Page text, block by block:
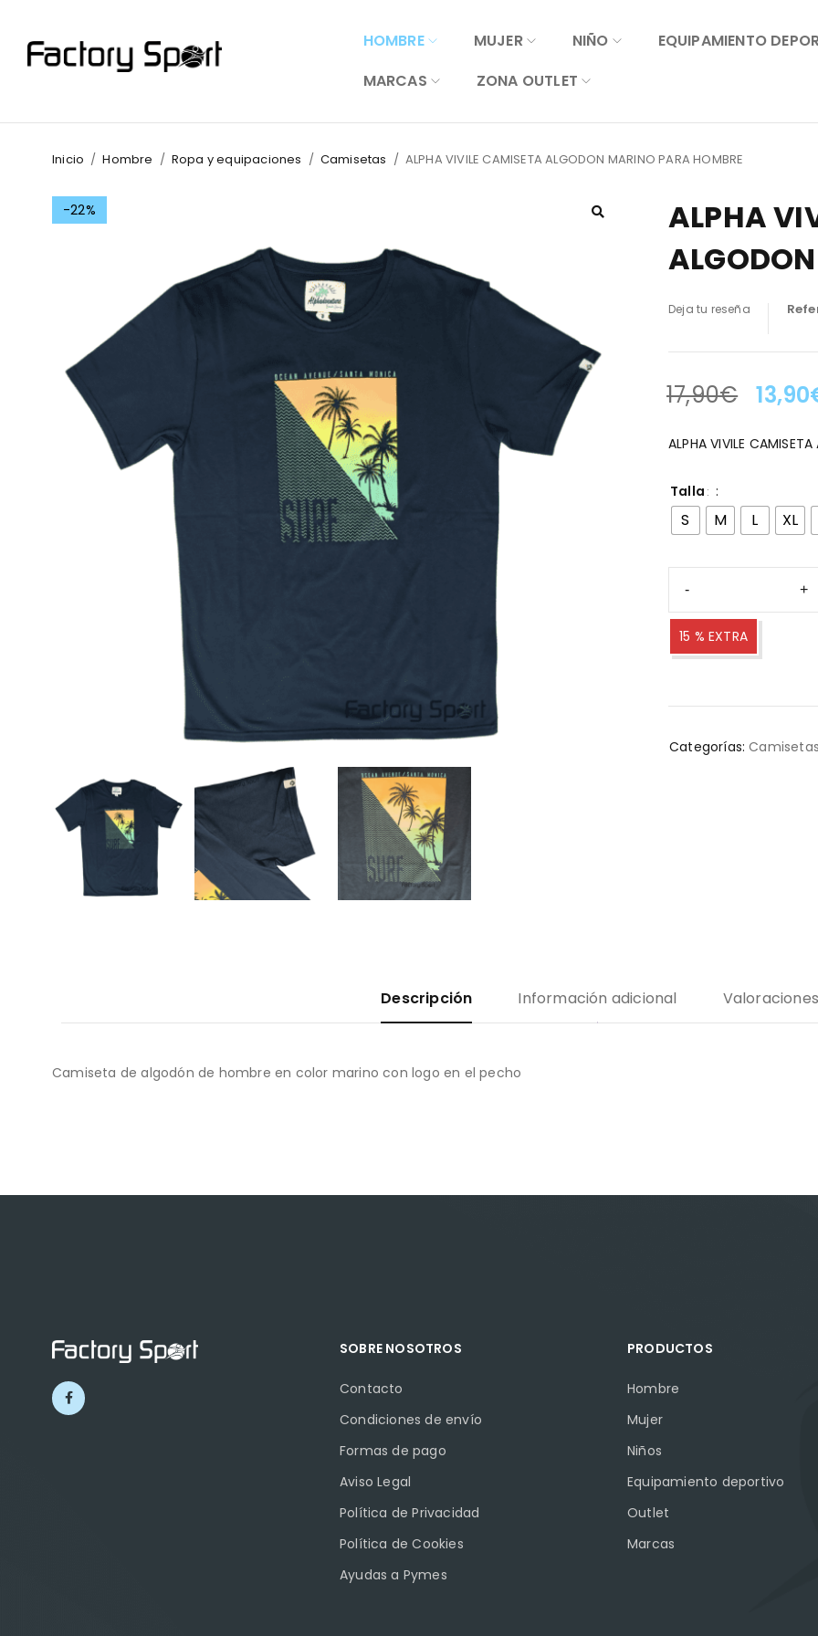
HOMBRE MUJER NIÑO
EQUIPAMIENTO
MARCAS
ZONA OUTLET
Inicio / Hombre / Ropa y equipaciones / Camisetas / ALPHA VIVILE CAMISETA ALGODON MARINO PARA HOMBRE
-22%
ALPHA
Deja tu reseña
LA OFERTA TERMINA
17,90€ 13,90
ALPHA VIVILE
Talla
S M L XL
15 % EXTRA
Categorías:
Descripción Información adicional
Camiseta de algodón de hombre en color marino con logo en el pecho
SOBRE NOSOTROS
Contacto
Condiciones de envío
Formas de pago
Aviso Legal
Política de Privacidad
Política de Cookies
Ayudas a Pymes
PRODUCTOS
Hombre
Mujer
Niños
Equipamiento deportivo
Outlet
Marcas